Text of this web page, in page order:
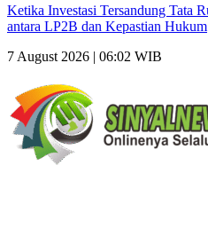
Ketika Investasi Tersandung Tata
antara LP2B dan Kepastian Hukum
7 August 2026 | 06:02 WIB